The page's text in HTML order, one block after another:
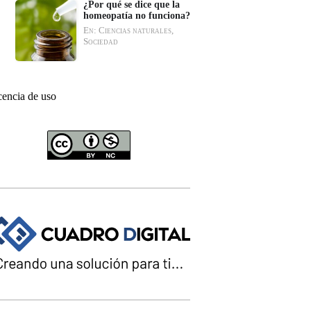
¿Por qué se dice que la
homeopatía no funciona?
En: Ciencias naturales,
Sociedad
de uso